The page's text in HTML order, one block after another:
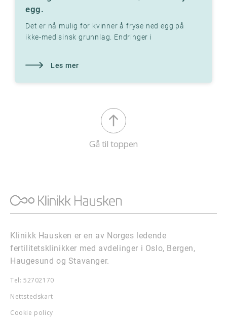
egg.
Det er nå mulig for kvinner å fryse ned egg på
ikke-medisinsk grunnlag. Endringer i
Les mer
Gå til toppen
Klinikk Hausken er en av Norges ledende
fertilitetsklinikker med avdelinger i Oslo, Bergen,
Haugesund og Stavanger.
Tel: 52702170
Nettstedskart
Cookie policy